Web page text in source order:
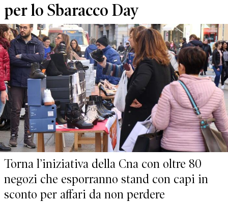
per lo Sbaracco Day
Torna l’iniziativa della Cna con oltre 80
negozi che esporranno stand con capi in
sconto per affari da non perdere